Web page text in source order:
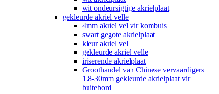
wit ondeursigtige akrielplaat
gekleurde akriel velle
4mm akriel vel vir kombuis
swart gegote akrielplaat
kleur akriel vel
gekleurde akriel velle
iriserende akrielplaat
Groothandel van Chinese vervaardigers
1.8-30mm gekleurde akrielplaat vir
buitebord